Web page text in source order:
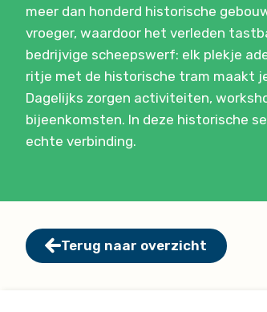
meer dan honderd historische
vroeger, waardoor het verleden
bedrijvige scheepswerf: elk plekje
ritje met de historische tram maakt
Dagelijks zorgen activiteiten,
bijeenkomsten. In deze historische
echte verbinding.
Terug naar overzicht